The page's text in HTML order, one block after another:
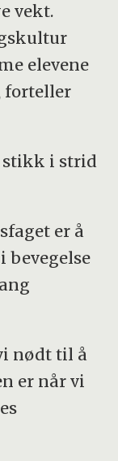
vekt.
elevene
forteller
stikk i strid
er å
bevegelse
nødt til å
er når vi